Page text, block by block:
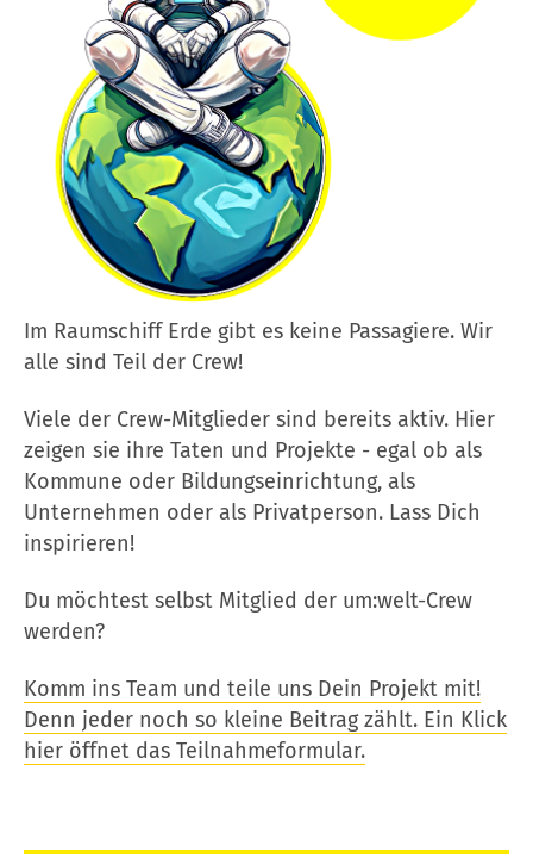
Im Raumschiff Erde gibt es keine Passagiere. Wir
alle sind Teil der Crew!
Viele der Crew-Mitglieder sind bereits aktiv. Hier
zeigen sie ihre Taten und Projekte - egal ob als
Kommune oder Bildungseinrichtung, als
Unternehmen oder als Privatperson. Lass Dich
inspirieren!
Du möchtest selbst Mitglied der um:welt-Crew
werden?
Komm ins Team und teile uns Dein Projekt mit!
Denn jeder noch so kleine Beitrag zählt. Ein Klick
hier öffnet das Teilnahmeformular.